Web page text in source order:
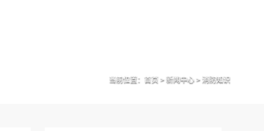
当前位置： 首页 > 新闻中心 > 消防知识